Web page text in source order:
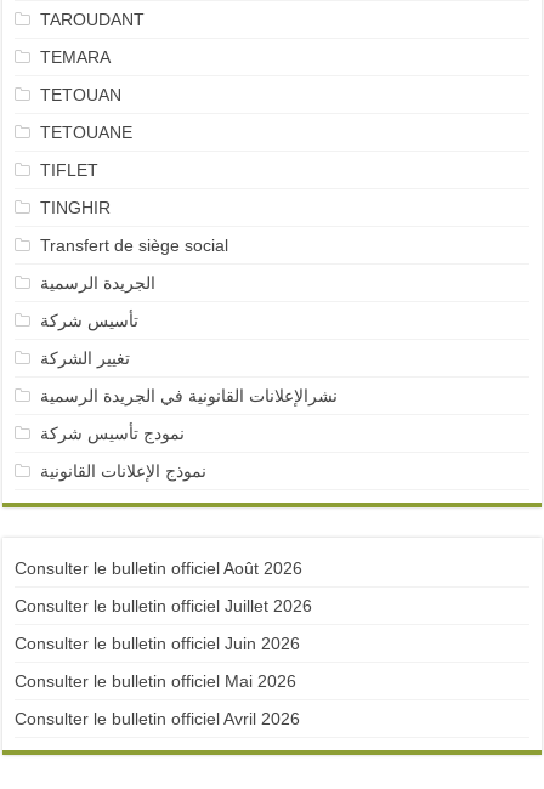
TAROUDANT
TEMARA
TETOUAN
TETOUANE
TIFLET
TINGHIR
Transfert de siège social
الجريدة الرسمية
تأسيس شركة
تغيير الشركة
نشرالإعلانات القانونية في الجريدة الرسمية
نمودج تأسيس شركة
نموذج الإعلانات القانونية
Consulter le bulletin officiel Août 2026
Consulter le bulletin officiel Juillet 2026
Consulter le bulletin officiel Juin 2026
Consulter le bulletin officiel Mai 2026
Consulter le bulletin officiel Avril 2026